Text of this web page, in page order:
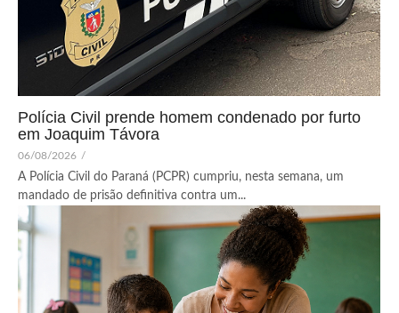
Polícia Civil prende homem condenado por furto
em Joaquim Távora
06/08/2026 /
A Polícia Civil do Paraná (PCPR) cumpriu, nesta semana, um
mandado de prisão definitiva contra um...